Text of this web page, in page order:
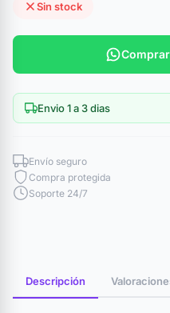
Sin stock
Envio 1 a 3 dias
Envío seguro
Compra protegida
Soporte 24/7
Descripción